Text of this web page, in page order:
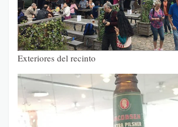
Exteriores del recinto